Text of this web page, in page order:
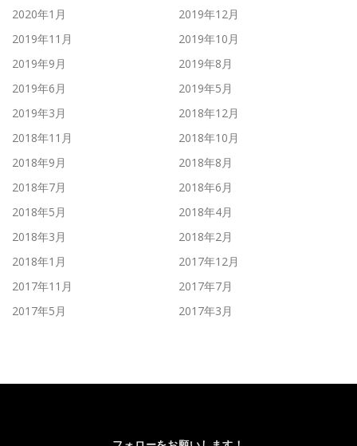
2020年1月
2019年12月
2019年11月
2019年10月
2019年9月
2019年8月
2019年6月
2019年5月
2019年3月
2018年12月
2018年11月
2018年10月
2018年9月
2018年8月
2018年7月
2018年6月
2018年5月
2018年4月
2018年3月
2018年2月
2018年1月
2017年12月
2017年11月
2017年7月
2017年5月
2017年3月